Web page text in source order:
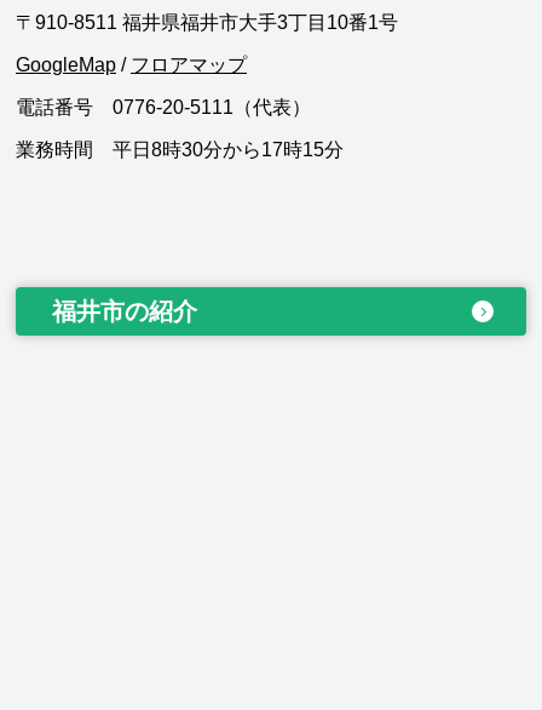
〒910-8511 福井県福井市大手3丁目10番1号
GoogleMap / フロアマップ
電話番号 0776-20-5111（代表）
業務時間 平日8時30分から17時15分
福井市の紹介